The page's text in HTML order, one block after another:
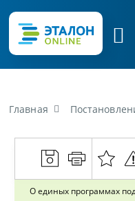
Главная Постановление
О единых программах